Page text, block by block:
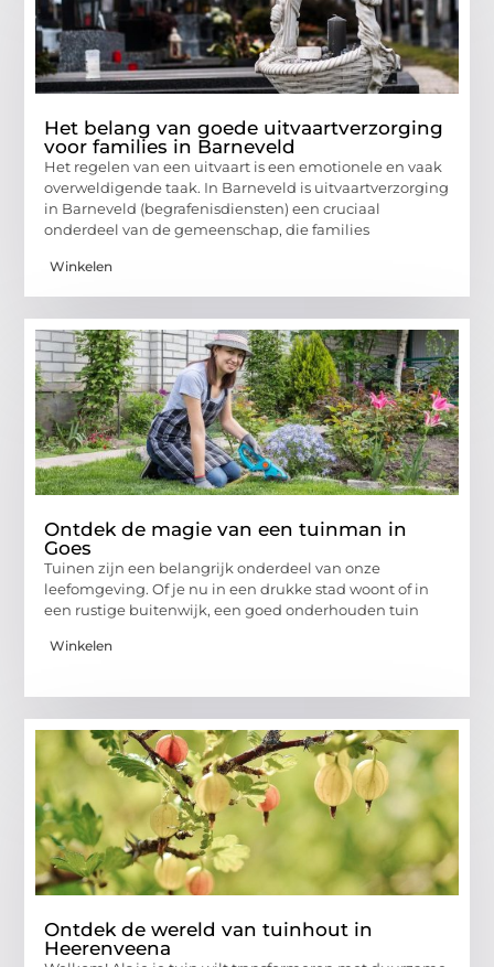
Het belang van goede uitvaartverzorging
voor families in Barneveld
Het regelen van een uitvaart is een emotionele en vaak
overweldigende taak. In Barneveld is uitvaartverzorging
in Barneveld (begrafenisdiensten) een cruciaal
onderdeel van de gemeenschap, die families
Winkelen
Ontdek de magie van een tuinman in
Goes
Tuinen zijn een belangrijk onderdeel van onze
leefomgeving. Of je nu in een drukke stad woont of in
een rustige buitenwijk, een goed onderhouden tuin
Winkelen
Ontdek de wereld van tuinhout in
Heerenveena